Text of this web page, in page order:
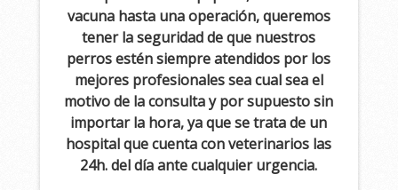
vacuna hasta una operación, queremos
tener la seguridad de que nuestros
perros estén siempre atendidos por los
mejores profesionales sea cual sea el
motivo de la consulta y por supuesto sin
importar la hora, ya que se trata de un
hospital que cuenta con veterinarios las
24h. del día ante cualquier urgencia.